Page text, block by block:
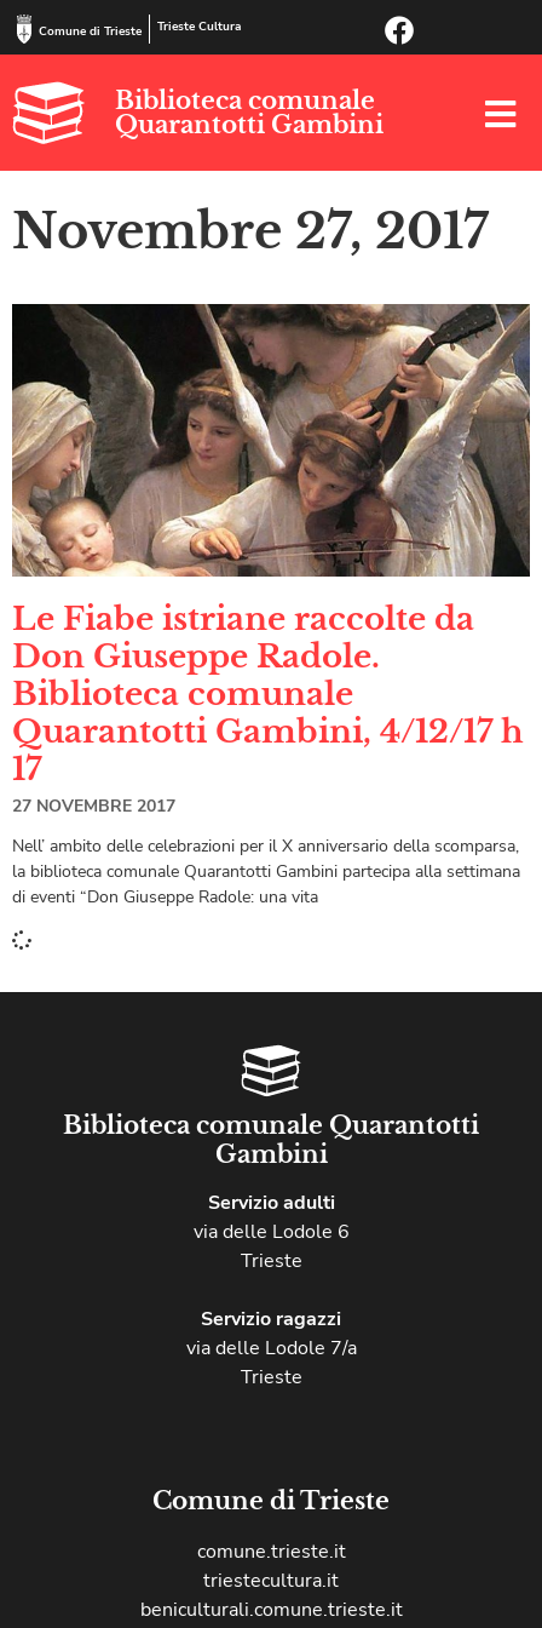
Comune di Trieste Trieste Cultura
Biblioteca comunale
Quarantotti Gambini
Novembre 27, 2017
Le Fiabe istriane raccolte da
Don Giuseppe Radole.
Biblioteca comunale
Quarantotti Gambini, 4/12/17 h
17
27 NOVEMBRE 2017
Nell’ ambito delle celebrazioni per il X anniversario della scomparsa,
la biblioteca comunale Quarantotti Gambini partecipa alla settimana
di eventi “Don Giuseppe Radole: una vita
Biblioteca comunale Quarantotti
Gambini
Servizio adulti
via delle Lodole 6
Trieste
Servizio ragazzi
via delle Lodole 7/a
Trieste
Comune di Trieste
comune.trieste.it
triestecultura.it
beniculturali.comune.trieste.it